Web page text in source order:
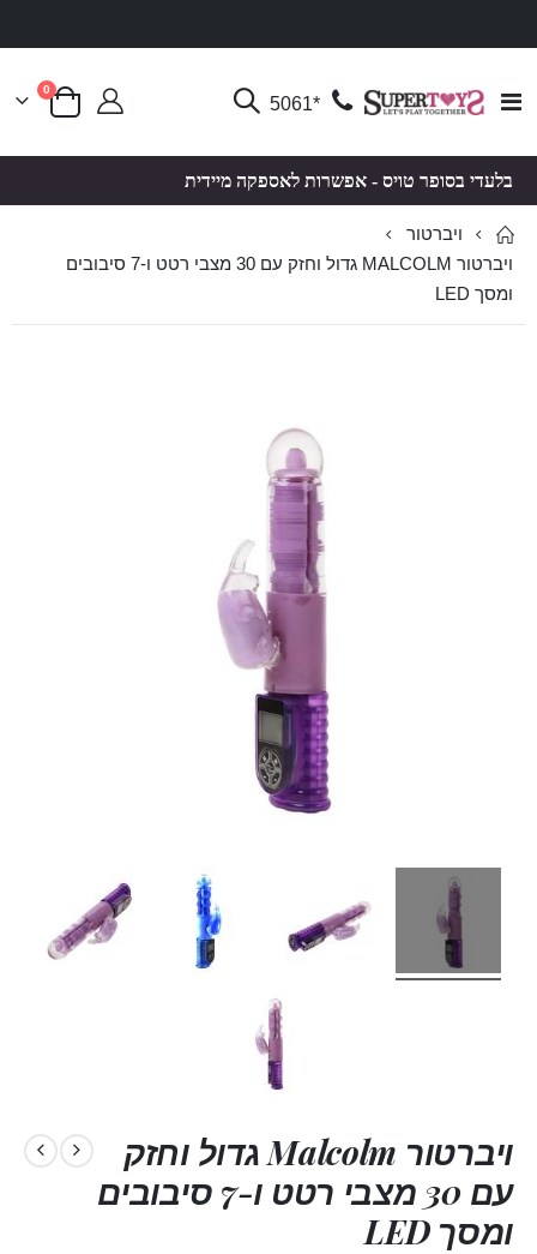
Toggle
*5061 סל קניות
0פריטים
בלעדי בסופר טויס - אפשרות לאספקה מיידית
ויברטור
ויברטור MALCOLM גדול וחזק עם 30 מצבי רטט ו-7 סיבובים
ומסך LED
ויברטור Malcolm גדול וחזק
עם 30 מצבי רטט ו-7 סיבובים
ומסך LED